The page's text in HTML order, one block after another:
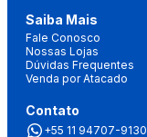
Saiba Mais
Fale Conosco
Nossas Lojas
Dúvidas Frequentes
Venda por Atacado
Contato
+55 11 94707-9130